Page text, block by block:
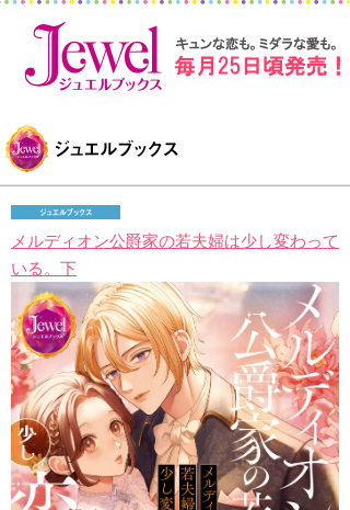
メルディオン公爵家の若夫婦は少し変わって
いる。下